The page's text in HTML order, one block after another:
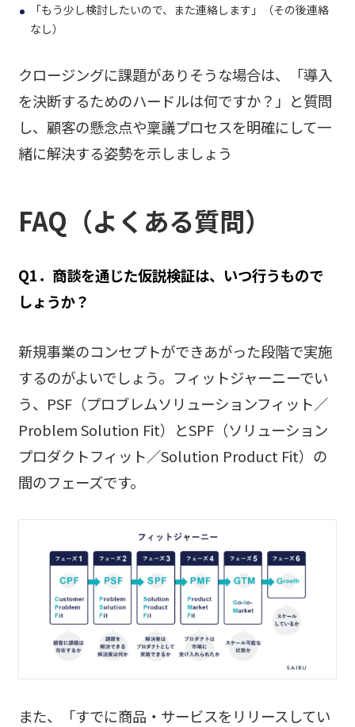
「もう少し検討したいので、また連絡します」（その後連絡
なし）
クロージングに課題がありそうな場合は、「導入
を決断するためのハードルは何ですか？」と質問
し、顧客の懸念点や稟議プロセスを明確にして一
緒に解決する姿勢を示しましょう
FAQ（よくある質問）
Q1．商談を通じた仮説検証は、いつ行うもので
しょうか？
新規事業のコンセプトができあがった段階で実施
するのがよいでしょう。フィットジャーニーでい
う、PSF（プロブレムソリューションフィット／
Problem Solution Fit）とSPF（ソリューション
プロダクトフィット／Solution Product Fit）の
間のフェーズです。
また、「すでに商品・サービスをリリースしてい